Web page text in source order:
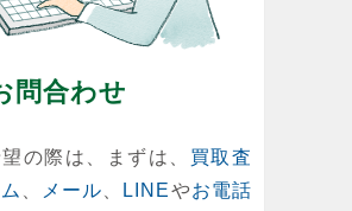
問合わせ
の際は、まずは、 買取査
メール LINEやお電話